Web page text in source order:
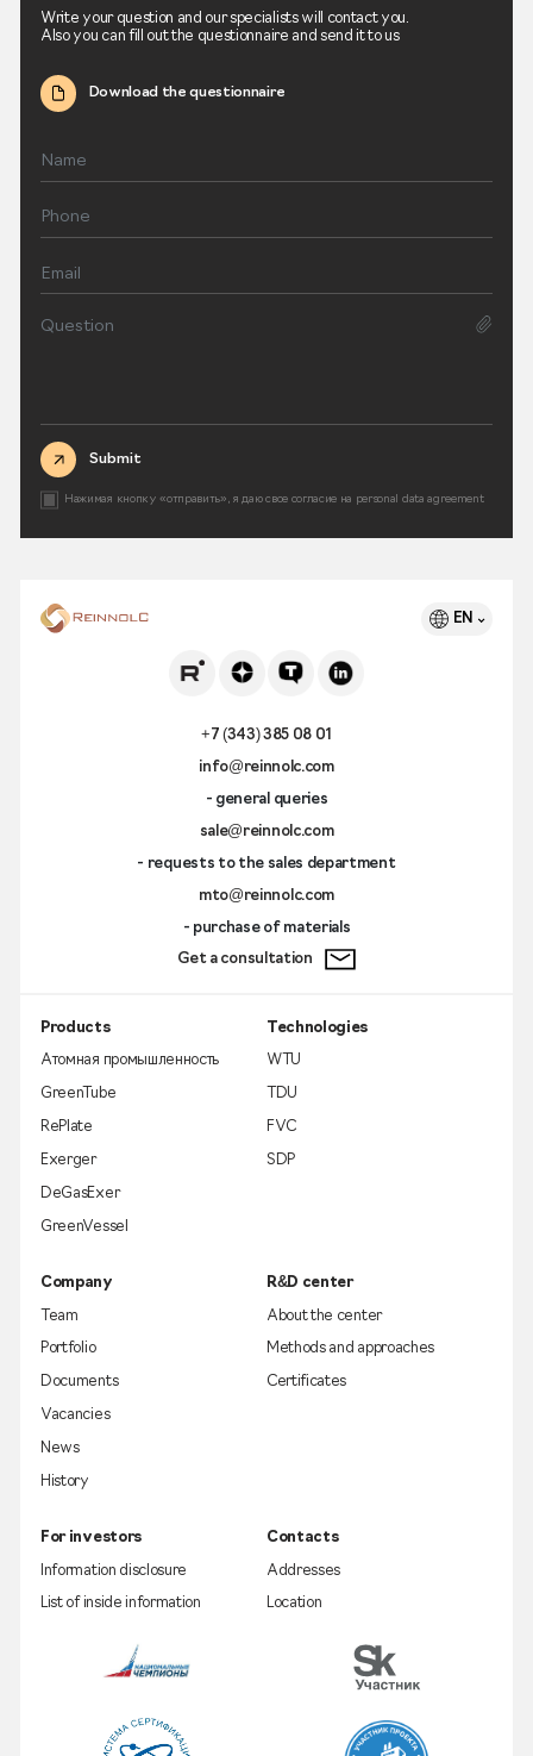
Write your question and our specialists will contact you.
Also you can fill out the questionnaire and send it to us
Download the questionnaire
Submit
Нажимая кнопку «отправить», я даю свое согласие на personal data agreement
EN
+7 (343) 385 08 01
info@reinnolc.com
- general queries
sale@reinnolc.com
- requests to the sales department
mto@reinnolc.com
- purchase of materials
Get a consultation
Products
Атомная промышленность
GreenTube
RePlate
Exerger
DeGasExer
GreenVessel
Technologies
WTU
TDU
FVC
SDP
Company
Team
Portfolio
Documents
Vacancies
News
History
R&D center
About the center
Methods and approaches
Certificates
For investors
Information disclosure
List of inside information
Contacts
Addresses
Location